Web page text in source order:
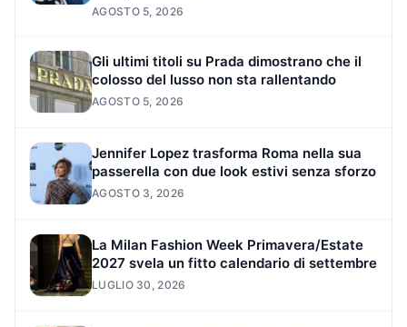
AGOSTO 5, 2026
Gli ultimi titoli su Prada dimostrano che il
colosso del lusso non sta rallentando
AGOSTO 5, 2026
Jennifer Lopez trasforma Roma nella sua
passerella con due look estivi senza sforzo
AGOSTO 3, 2026
La Milan Fashion Week Primavera/Estate
2027 svela un fitto calendario di settembre
LUGLIO 30, 2026